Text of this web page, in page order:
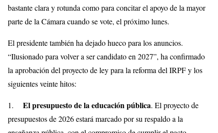
bastante clara y rotunda como para concitar el apoyo de la mayor
parte de la Cámara cuando se vote, el próximo lunes.
El presidente también ha dejado hueco para los anuncios.
“Ilusionado para volver a ser candidato en 2027”, ha confirmado
la aprobación del proyecto de ley para la reforma del IRPF y los
siguientes veinte hitos:
1. El presupuesto de la educación pública. El proyecto de
presupuestos de 2026 estará marcado por su respaldo a la